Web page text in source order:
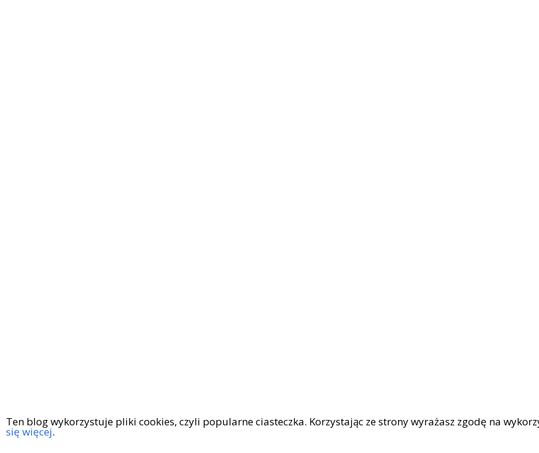
Ten blog wykorzystuje pliki cookies, czyli popularne ciasteczka. Korzystając ze strony wyrażasz zgodę na
się więcej.